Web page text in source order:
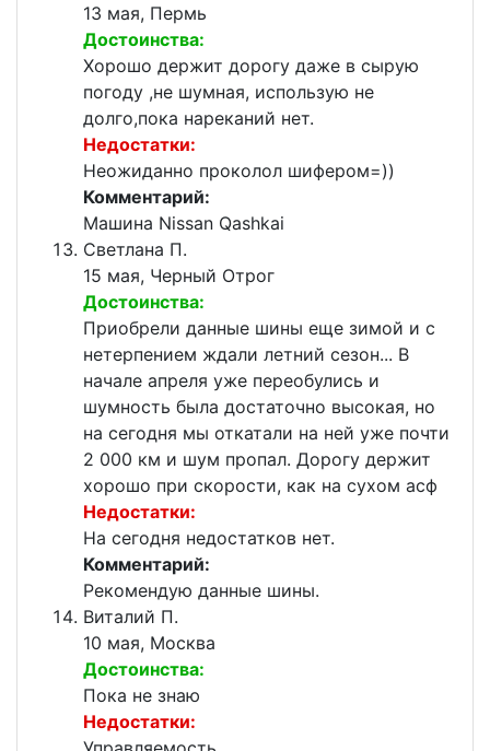
13 мая, Пермь
Достоинства:
Хорошо держит дорогу даже в сырую
погоду ,не шумная, использую не
долго,пока нареканий нет.
Недостатки:
Неожиданно проколол шифером=))
Комментарий:
Машина Nissan Qashkai
Светлана П.
15 мая, Черный Отрог
Достоинства:
Приобрели данные шины еще зимой и с
нетерпением ждали летний сезон... В
начале апреля уже переобулись и
шумность была достаточно высокая, но
на сегодня мы откатали на ней уже почти
2 000 км и шум пропал. Дорогу держит
хорошо при скорости, как на сухом асф
Недостатки:
На сегодня недостатков нет.
Комментарий:
Рекомендую данные шины.
Виталий П.
10 мая, Москва
Достоинства:
Пока не знаю
Недостатки: